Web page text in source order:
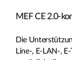
MEF CE 2.0-
Die
Line-, E-LAN-,